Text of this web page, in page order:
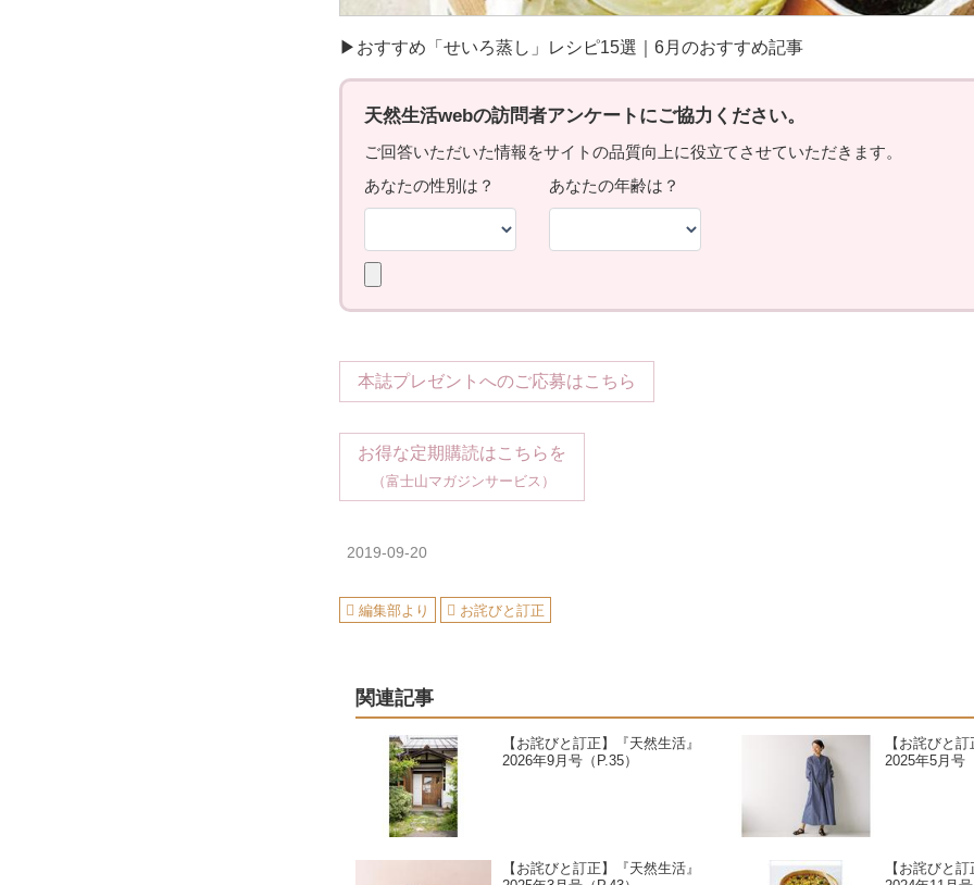
▶おすすめ「せいろ蒸し」レシピ15選｜6月のおすすめ記事
本誌プレゼントへのご応募はこちら
お得な定期購読はこちらを
（富士山マガジンサービス）
2019-09-20
編集部より お詫びと訂正
関連記事
【お詫びと訂正】『天然生活』
2026年9月号（P.35）
【お詫びと
2025年5月号
【お詫びと訂正】『天然生活』
【お詫びと